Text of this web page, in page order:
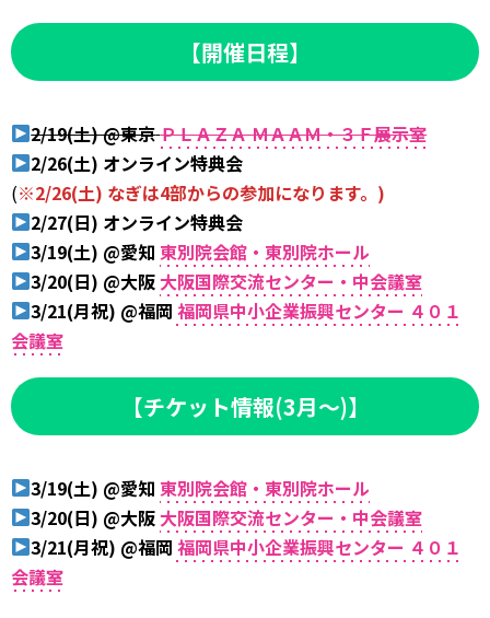
【開催日程】
2/19(土) @東京ＰＬＡＺＡ ＭＡＡＭ・３Ｆ展示室
2/26(土) オンライン特典会
(※2/26(土) なぎは4部からの参加になります。)
2/27(日) オンライン特典会
3/19(土) @愛知 東別院会館・東別院ホール
3/20(日) @大阪 大阪国際交流センター・中会議室
3/21(月祝) @福岡 福岡県中小企業振興センター ４０１
会議室
【チケット情報(3月～)】
3/19(土) @愛知 東別院会館・東別院ホール
3/20(日) @大阪 大阪国際交流センター・中会議室
3/21(月祝) @福岡 福岡県中小企業振興センター ４０１
会議室